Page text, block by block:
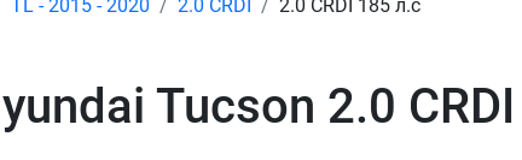
TL - 2015 - 2020 2.0 CRDI 2.0 CRDI 185 л.с
Tucson 2.0